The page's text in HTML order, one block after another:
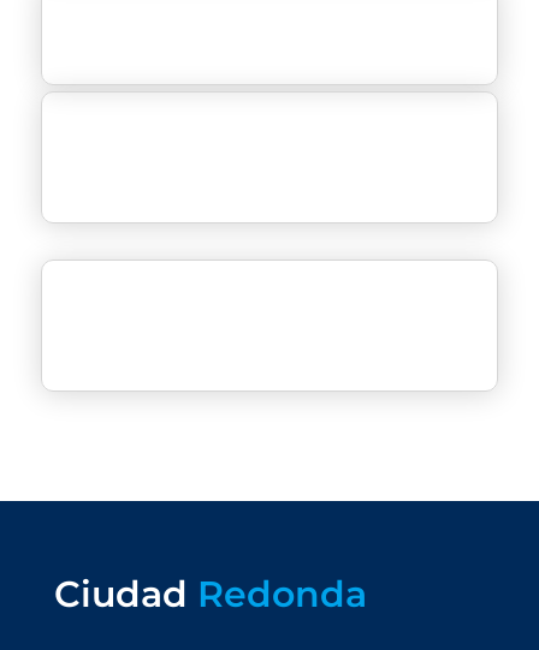
Ciudad Redonda